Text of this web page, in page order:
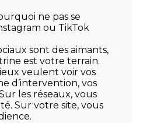
ne pas se
ou TikTok
sont des aimants,
est votre terrain.
veulent voir vos
d’intervention, vos
les réseaux, vous
Sur votre site, vous